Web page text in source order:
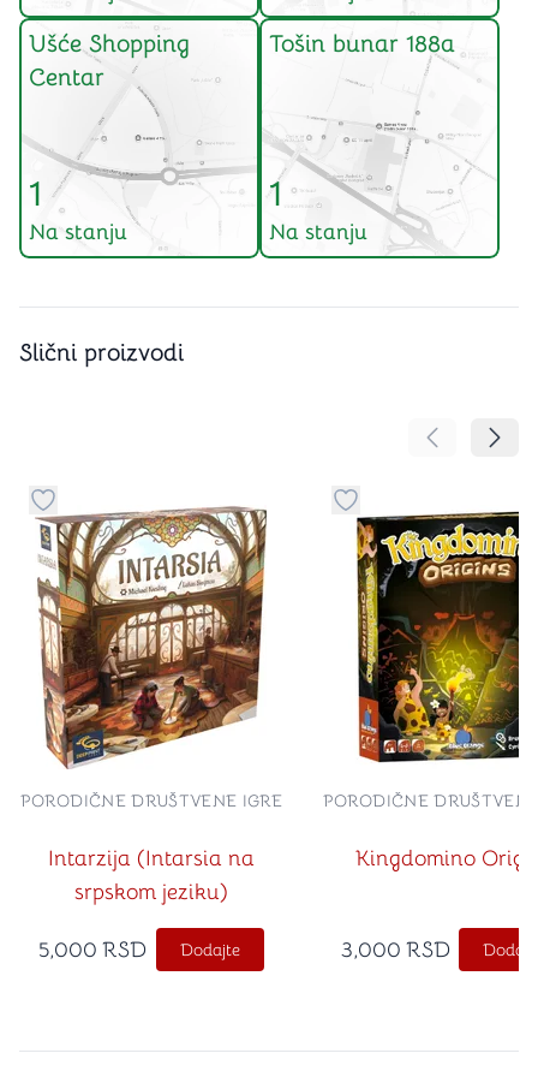
Ušće Shopping
Centar
1
Na stanju
Tošin bunar 188a
1
Na stanju
Slični proizvodi
Pomeranje
Dugme za dodavanje stvari u kategoriju omiljeno
Intarzija (Intarsia na
srpskom jeziku)
PORODIČNE DRUŠTVENE IGRE
5,000 RSD Dodajte
Dugme za dodavanje
Kingdomino
PORODIČNE
3,000 RSD